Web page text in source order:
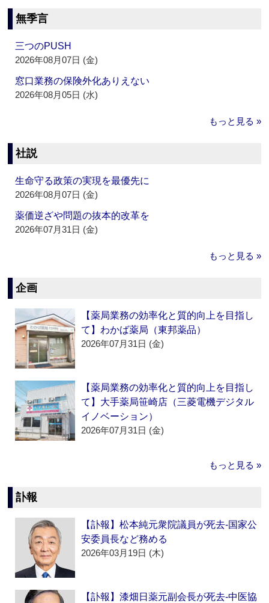
無季言
三つのPUSH
2026年08月07日 (金)
窓口業務の保険外化ありえない
2026年08月05日 (水)
もっと見る »
社説
生命守る政策の実現を最優先に
2026年08月07日 (金)
薬価逆ざや問題の抜本的改革を
2026年07月31日 (金)
もっと見る »
企画
【薬局業務の効率化と質的向上を目指し
て】わかば薬局（東邦薬品）
2026年07月31日 (金)
【薬局業務の効率化と質的向上を目指し
て】大手薬局笹崎店（三菱電機デジタル
イノベーション）
2026年07月31日 (金)
もっと見る »
訃報
【訃報】松本純元衆院議員が死去‐国家公
安委員長など務める
2026年03月19日 (木)
【訃報】漆畑日薬元副会長が死去‐中医協